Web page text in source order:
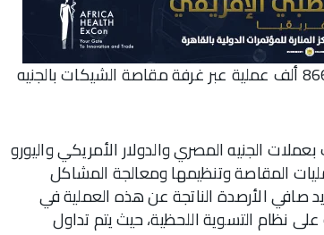
كشف البنك المركزي في تقرير صادر عنه عن تسوية 866.328 ألف عملية عبر غرفة مقاصة الشيكات بالجنيه
الجنيه المصري والدولار الأمريكي واليورو
المقاصة وتنظيمها ومعالجة المشاكل
صافي الأرصدة الناتجة عن هذه العملية في
نظام التسوية اللحظية، حيث يتم تداول